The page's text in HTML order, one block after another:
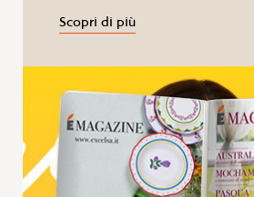
Scopri di più